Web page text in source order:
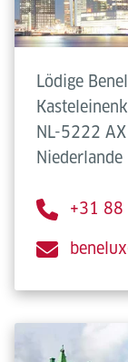
Lödige
NL-5222 AX
Niederlande
+31